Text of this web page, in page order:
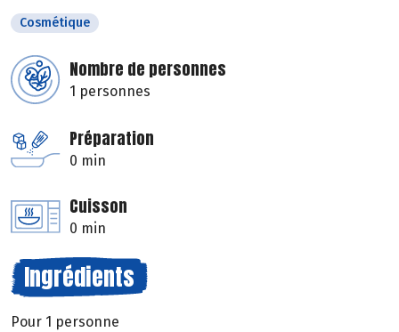
Cosmétique
Nombre de personnes
1 personnes
Préparation
0 min
Cuisson
0 min
Ingrédients
Pour 1 personne